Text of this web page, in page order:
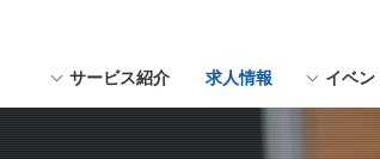
サービス紹介 求人情報 イベン
い。